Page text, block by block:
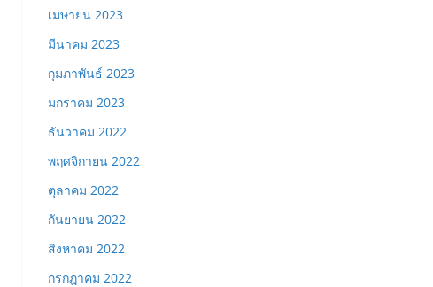
เมษายน 2023
มีนาคม 2023
กุมภาพันธ์ 2023
มกราคม 2023
ธันวาคม 2022
พฤศจิกายน 2022
ตุลาคม 2022
กันยายน 2022
สิงหาคม 2022
กรกฎาคม 2022